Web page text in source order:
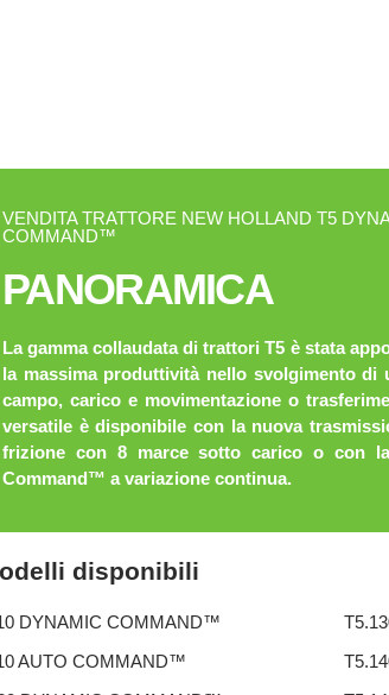
VENDITA TRATTORE NEW HOLLAND T5
COMMAND™
PANORAMICA
La gamma collaudata di trattori T5 è stata
la massima produttività nello svolgimento
campo, carico e movimentazione o
versatile è disponibile con la nuova
frizione con 8 marce sotto carico o con
Command™ a variazione continua.
disponibili
DYNAMIC COMMAND™
AUTO COMMAND™